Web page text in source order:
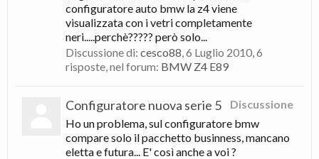
configuratore auto bmw la z4 viene
visualizzata con i vetri completamente
neri.....perchè????? però solo...
Discussione di: cesco88,6 Luglio 2010, 6
risposte, nel forum: BMW Z4 E89
Discussione
Configuratore nuova serie 5
Ho un problema, sul configuratore bmw
compare solo il pacchetto businness, mancano
eletta e futura... E' così anche a voi ?